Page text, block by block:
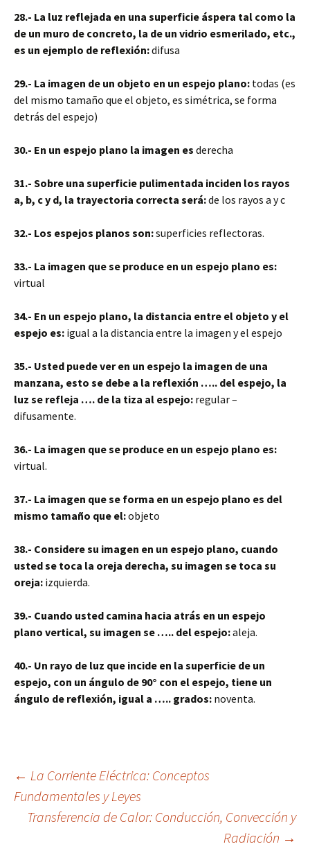
28.- La luz reflejada en una superficie áspera tal como la
de un muro de concreto, la de un vidrio esmerilado, etc.,
es un ejemplo de reflexión:difusa
29.- La imagen de un objeto en un espejo plano: todas (es
del mismo tamaño que el objeto, es simétrica, se forma
detrás del espejo)
30.- En un espejo plano la imagen es derecha
31.- Sobre una superficie pulimentada inciden los rayos
a, b, c y d, la trayectoria correcta será:de los rayos a y c
32.- Los espejos planos son:superficies reflectoras.
33.- La imagen que se produce en un espejo plano es:
virtual
34.- En un espejo plano, la distancia entre el objeto y el
espejo es: igual a la distancia entre la imagen y el espejo
35.- Usted puede ver en un espejo la imagen de una
manzana, esto se debe a la reflexión ….. del espejo, la
luz se refleja …. de la tiza al espejo: regular –
difusamente.
36.- La imagen que se produce en un espejo plano es:
virtual.
37.- La imagen que se forma en un espejo plano es del
mismo tamaño que el:objeto
38.- Considere su imagen en un espejo plano, cuando
usted se toca la oreja derecha, su imagen se toca su
oreja: izquierda.
39.- Cuando usted camina hacia atrás en un espejo
plano vertical, su imagen se ….. del espejo:aleja.
40.- Un rayo de luz que incide en la superficie de un
espejo, con un ángulo de 90° con el espejo, tiene un
ángulo de reflexión, igual a ….. grados: noventa.
Navegación
de
← La Corriente Eléctrica: Conceptos
Fundamentales y Leyes
Transferencia de Calor: Conducción, Convección y
Radiación →